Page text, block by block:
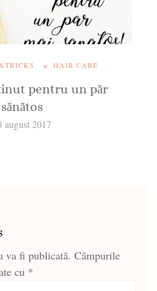
HAIR CARE
pentru un păr
sănătos
august 2017
va fi publicată. Câmpurile
cu *